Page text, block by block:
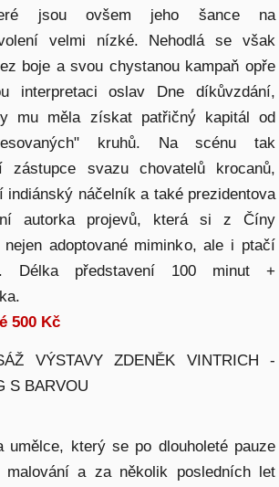
jsou ovšem jeho šance na
velmi nízké. Nehodlá se však
boje a svou chystanou kampaň opře
interpretaci oslav Dne díkůvzdání,
mu měla získat patřičný́ kapitál od
kruhů. Na scénu tak
zástupce svazu chovatelů krocanů,
indiánský náčelník a také prezidentova
autorka projevů, která si z Číny
nejen adoptované miminko, ale i ptačí
Délka představení 100 minut +
500 Kč
VÝSTAVY ZDENĚK VINTRICH -
S BARVOU
umělce, který se po dlouholeté pauze
a za několik posledních let